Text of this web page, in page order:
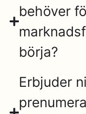
behöver
börja?
Erbjuder